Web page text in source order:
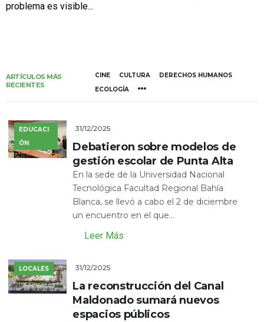
problema es visible...
ARTÍCULOS MÁS
RECIENTES
CINE CULTURA
DERECHOS HUMANOS
ECOLOGÍA
EDUCACI
ÓN
31/12/2025
Debatieron sobre modelos de
gestión escolar de Punta Alta
En la sede de la Universidad Nacional
Tecnológica Facultad Regional Bahía
Blanca, se llevó a cabo el 2 de diciembre
un encuentro en el que...
Leer Más
LOCALES 31/12/2025
La reconstrucción del Canal
Maldonado sumará nuevos
espacios públicos